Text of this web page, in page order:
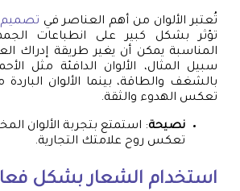
تُعتبر الألوان من أهم العناصر في تصميم
تؤثر بشكل كبير على انطباعات
المناسبة يمكن أن يغير طريقة إدراك
سبيل المثال، الألوان الدافئة مثل
بالشغف والطاقة، بينما الألوان الباردة
تعكس الهدوء والثقة.
نصيحة: استمتع بتجربة الألوان
تعكس روح علامتك التجارية.
استخدام الشعار بشكل